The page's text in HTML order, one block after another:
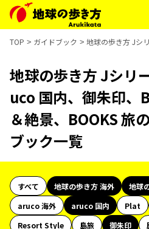
TOP ガイドブック 地球の歩き方 Jシ
地球の歩き方 Jシリ
uco 国内、御朱印、
＆絶景、BOOKS 旅
ブック一覧
すべて 地球の歩き方 海外
地球
aruco 海外
aruco 国内 Plat
Resort Style
島旅 御朱印